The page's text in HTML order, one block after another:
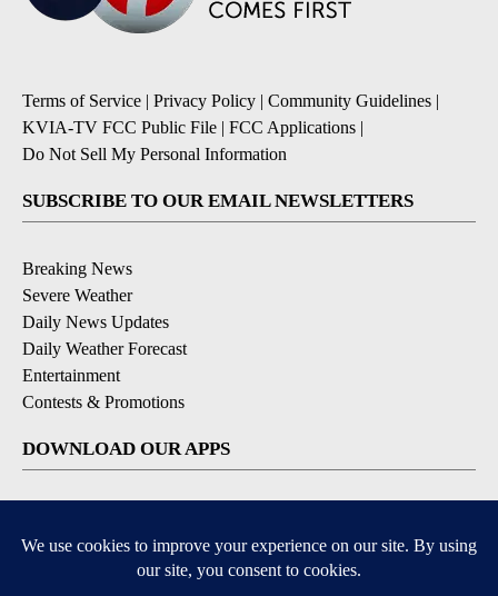
Terms of Service | Privacy Policy | Community Guidelines |
KVIA-TV FCC Public File | FCC Applications |
Do Not Sell My Personal Information
SUBSCRIBE TO OUR EMAIL NEWSLETTERS
Breaking News
Severe Weather
Daily News Updates
Daily Weather Forecast
Entertainment
Contests & Promotions
DOWNLOAD OUR APPS